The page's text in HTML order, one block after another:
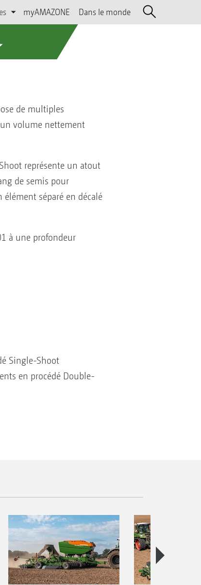
myAMAZONE Dans le monde
de multiples
un volume nettement
représente un atout
de semis pour
séparé en décalé
à une profondeur
Single-Shoot
en procédé Double-